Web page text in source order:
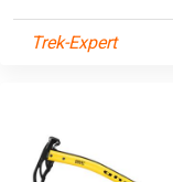
Trek-Expert